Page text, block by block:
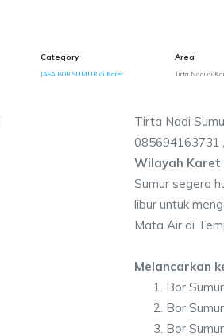
Category
JASA BOR SUMUR di Karet
Area
Tirta Nadi di
Tirta Nadi
085694163731
Wilayah Karet
Sumur segera
libur untuk
Mata Air di
Melancarkan
Bor
Bor
Bor